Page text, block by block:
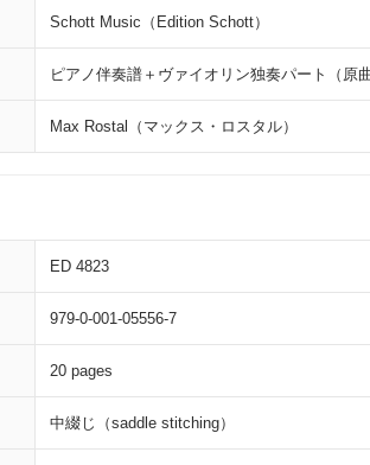
Schott Music（Edition Schott）
ピアノ伴奏譜＋ヴァイオリン独奏パート（原
Max Rostal（マックス・ロスタル）
ED 4823
979-0-001-05556-7
20 pages
中綴じ（saddle stitching）